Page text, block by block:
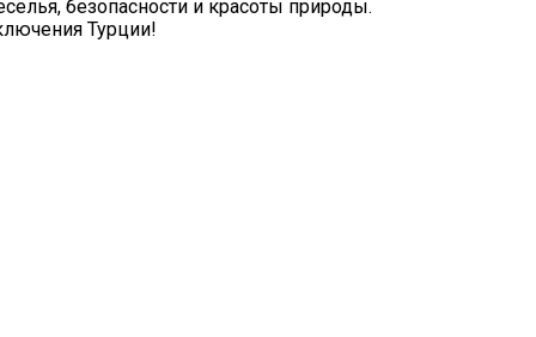
безопасности и красоты природы.
Турции!